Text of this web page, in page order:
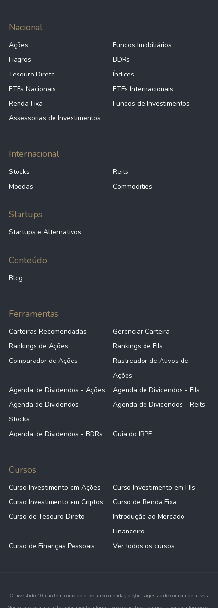
Nacional
Ações
Fundos Imobiliários
Fiagros
BDRs
Tesouro Direto
Índices
ETFs Nacionais
ETFs Internacionais
Renda Fixa
Fundos de Investimentos
Assessorias de Investimentos
Internacional
Stocks
Reits
Moedas
Commodities
Startups
Startups e Alternativos
Conteúdo
Blog
Ferramentas
Carteiras Recomendadas
Gerenciar Carteira
Rankings de Ações
Rankings de FIIs
Comparador de Ações
Rastreador de Ativos de
Ações
Agenda de Dividendos - Ações
Agenda de Dividendos - FIIs
Agenda de Dividendos -
Stocks
Agenda de Dividendos - Reits
Agenda de Dividendos - BDRs Guia do IRPF
Cursos
Curso Investimento em Ações
Curso Investimento em FIIs
Curso Investimento em Criptos
Curso de Renda Fixa
Curso de Tesouro Direto
Introdução ao Mercado
Financeiro
Curso de Finanças Pessoais
Ver todos os cursos
O Investidor10 não tem como objetivo a recomendação e/ou sugestão de compra de ativos.